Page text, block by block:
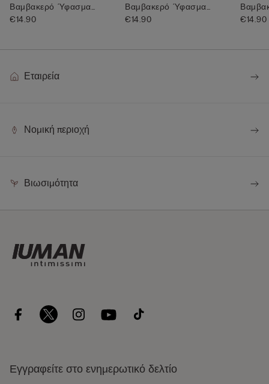
Βαμβακερό Ύφασμα
Superior
€14.90
Βαμβακερό Ύφασμα
Superior
€14.90 €14.90
Εταιρεία
Νομική περιοχή
Βιωσιμότητα
Εγγραφείτε στο ενημερωτικό δελτίο